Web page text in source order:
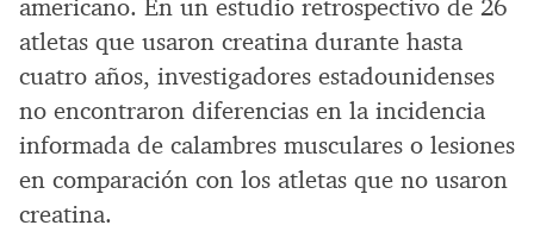
americano. En un estudio retrospectivo de 26
atletas que usaron creatina durante hasta
cuatro años, investigadores estadounidenses
no encontraron diferencias en la incidencia
informada de calambres musculares o lesiones
en comparación con los atletas que no usaron
creatina.